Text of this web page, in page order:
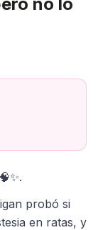
probó si
en ratas, y